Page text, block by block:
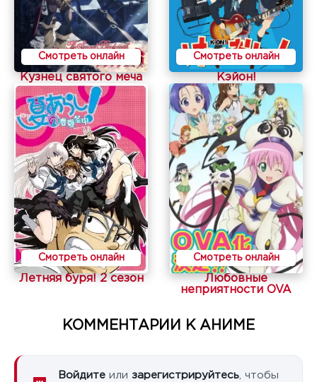
Смотреть онлайн
Кузнец святого меча
Смотреть онлайн
Кэйон!
Смотреть онлайн
Летняя буря! 2 сезон
Смотреть онлайн
Любовные
неприятности OVA
КОММЕНТАРИИ К АНИМЕ
Войдите или зарегистрируйтесь , чтобы